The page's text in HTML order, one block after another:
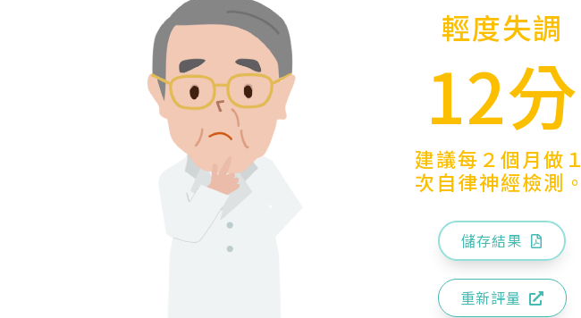
輕度失調
12分
建議每２個月做１
次自律神經檢測。
儲存結果
重新評量